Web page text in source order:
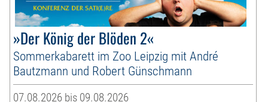
»Der König der Blöden 2«
Sommerkabarett im Zoo Leipzig mit André
Bautzmann und Robert Günschmann
07.08.2026 bis 09.08.2026